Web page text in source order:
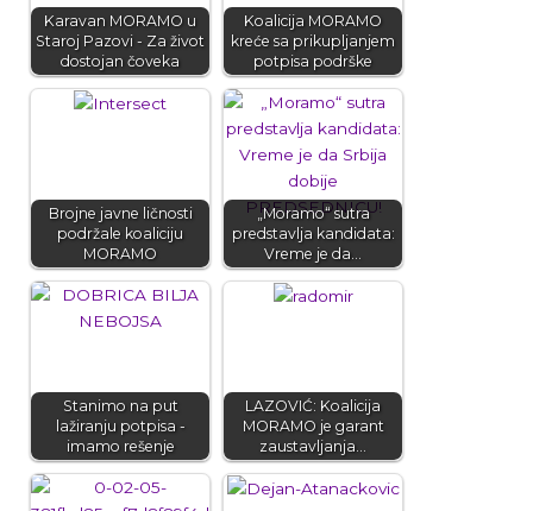
Karavan MORAMO u
Staroj Pazovi - Za život
dostojan čoveka
Koalicija MORAMO
kreće sa prikupljanjem
potpisa podrške
Brojne javne ličnosti
podržale koaliciju
MORAMO
„Moramo“ sutra
predstavlja kandidata:
Vreme je da…
Stanimo na put
lažiranju potpisa -
imamo rešenje
LAZOVIĆ: Koalicija
MORAMO je garant
zaustavljanja…